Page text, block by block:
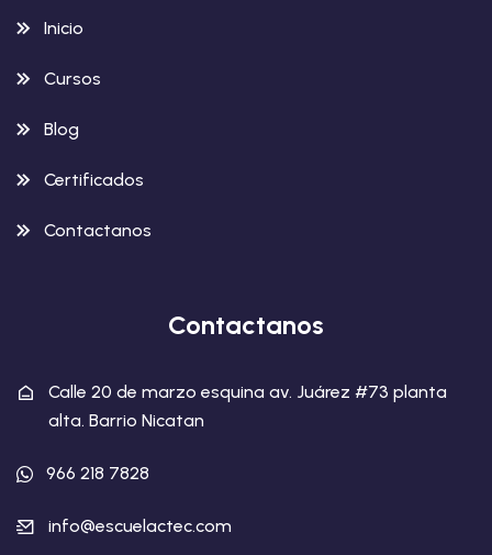
Inicio
Cursos
Blog
Certificados
Contactanos
Contactanos
Calle 20 de marzo esquina av. Juárez #73 planta
alta. Barrio Nicatan
966 218 7828
info@escuelactec.com